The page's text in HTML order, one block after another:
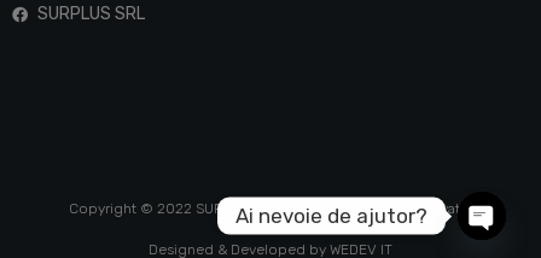
SURPLUS SRL
Copyright © 2022 SURPLUS SRL. Toate drepturile rezervate!
Designed & Developed by WEDEV IT
Ai nevoie de ajutor?
Open